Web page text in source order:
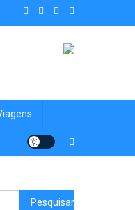
Pesquisar por: